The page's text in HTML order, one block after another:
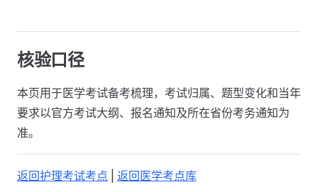
核验口径
本页用于医学考试备考梳理，考试归属、题型变化和当年
要求以官方考试大纲、报名通知及所在省份考务通知为
准。
返回护理考试考点 返回医学考点库